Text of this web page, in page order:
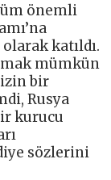
önemli
katıldı.
mümkün
bir
Rusya
kurucu
sözlerini